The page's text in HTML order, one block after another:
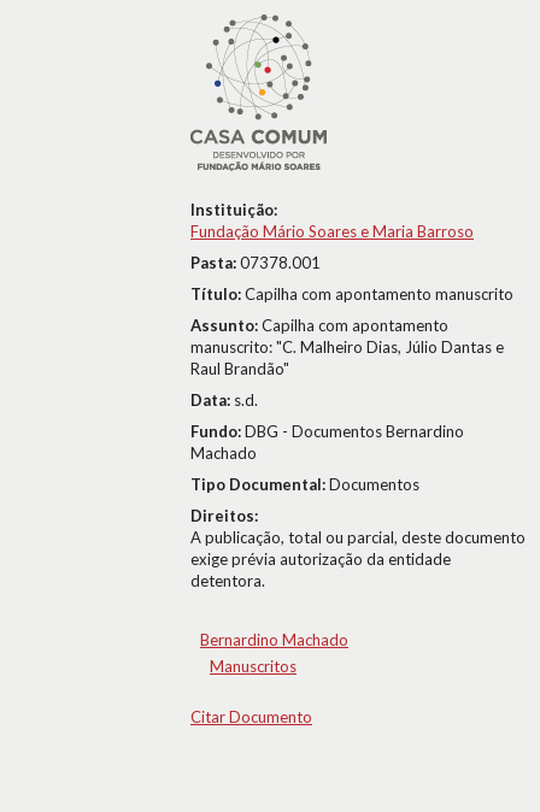
Instituição:
Fundação Mário Soares e Maria Barroso
Pasta:07378.001
Título:Capilha com apontamento manuscrito
Assunto:Capilha com apontamento
manuscrito: "C. Malheiro Dias, Júlio Dantas e
Raul Brandão"
Data: s.d.
Fundo:DBG - Documentos Bernardino
Machado
Tipo Documental:Documentos
Direitos:
A publicação, total ou parcial, deste documento
exige prévia autorização da entidade
detentora.
Bernardino Machado
Manuscritos
Citar Documento